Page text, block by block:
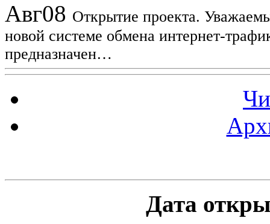
Авг08 Открытие проекта.
новой системе обмена интернет-
предназначен…
Дата